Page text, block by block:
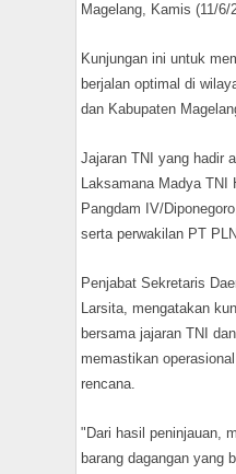
Magelang, Kamis (11/6/
Kunjungan ini untuk
berjalan optimal di
dan Kabupaten
Jajaran TNI yang hadir
Laksamana Madya TNI
Pangdam IV/
serta perwakilan PT
Penjabat Sekretaris
Larsita, mengatakan
bersama jajaran TNI
memastikan
rencana.
"Dari hasil peninjauan,
barang dagangan yang